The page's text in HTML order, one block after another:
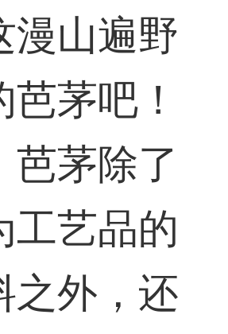
漫山遍野
芭茅吧！
芭茅除了
工艺品的
之外，还